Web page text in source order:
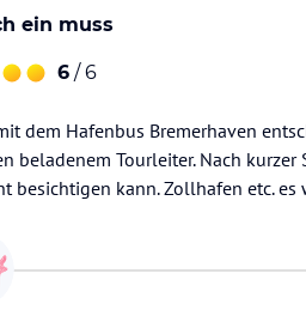
ein muss
6 / 6
dem Hafenbus Bremerhaven
beladenem Tourleiter. Nach kurzer
besichtigen kann. Zollhafen etc. es